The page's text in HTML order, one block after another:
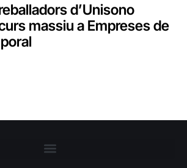
d’Unisono
massiu a Empreses de